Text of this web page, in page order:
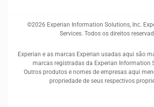
©2026 Experian Information Solutions, Inc.
Services. Todos os direitos
Experian e as marcas Experian usadas aqui são
marcas registradas da Experian Information
Outros produtos e nomes de empresas aqui
propriedade de seus respectivos